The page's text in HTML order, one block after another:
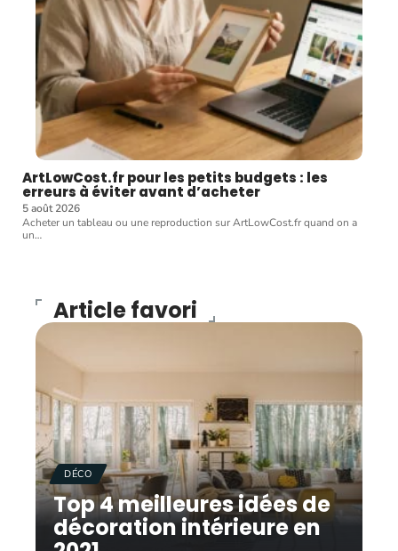
ArtLowCost.fr pour les petits budgets : les
erreurs à éviter avant d’acheter
5 août 2026
Acheter un tableau ou une reproduction sur ArtLowCost.fr quand on a
un…
Article favori
DÉCO
Top 4 meilleures idées de
décoration intérieure en